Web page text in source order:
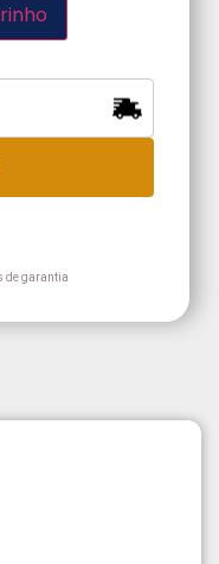
de garantia